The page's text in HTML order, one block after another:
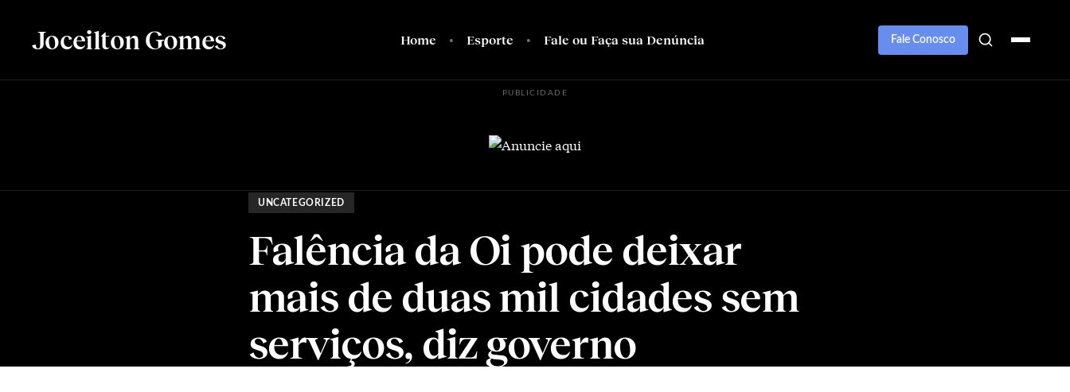
Joceilton Gomes Home Esporte Fale ou Faça sua Denúncia Fale Conosco
PUBLICIDADE
UNCATEGORIZED
Falência da Oi pode deixar
mais de duas mil cidades sem
serviços, diz governo